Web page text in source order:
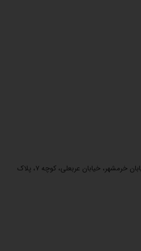
خیابان سهروردی شمالی، خیابان خرمشهر، خیابان عربعلی، کوچه ۷، پلاک